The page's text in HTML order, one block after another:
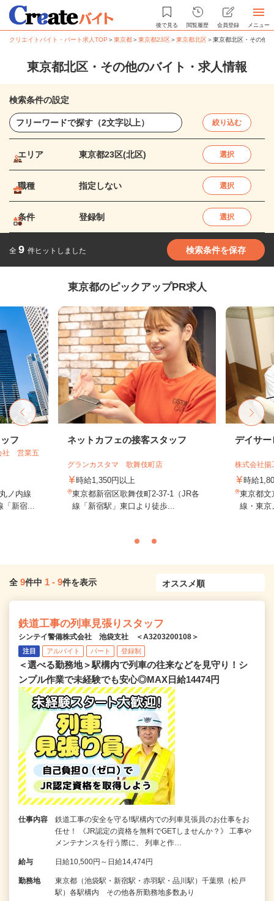
後で見る 閲覧履歴 会員登録 メニュー
クリエイトバイト・パート求人TOP ＞東京都＞東京都23区＞東京都北区＞東京都北区・その他
東京都北区・その他のバイト・求人情報
検索条件の設定
絞り込む
エリア 東京都23区(北区) 選択
職種 指定しない 選択
条件 登録制 選択
全 9 件ヒットしました 検索条件を保存
東京都のピックアップPR求人
フ
社 営業五
ノ内線
新宿...
ネットカフェの接客スタッフ
グランカスタマ 歌舞伎町店
時給1,350円以上
東京都新宿区歌舞伎町2-37-1（JR各
線「新宿駅」東口より徒歩...
デイサー
株式会社揚
時給
東京都文
線・東京
全 9件中 1 - 9件を表示
鉄道工事の列車見張りスタッフ
シンテイ警備株式会社 池袋支社 ＜A3203200108＞
注目 アルバイト パート 登録制
＜選べる勤務地＞駅構内で列車の往来などを見守り！シ
ンプル作業で未経験でも安心◎MAX日給14474円
仕事内容
鉄道工事の安全を守る!!駅構内での列車見張員のお仕事をお
任せ！ 《JR認定の資格を無料でGETしませんか？》 工事や
メンテナンスを行う際に、 列車と作…
給与 日給10,500円～日給14,474円
勤務地
東京都（池袋駅・新宿駅・赤羽駅・品川駅）千葉県（松戸
駅）各駅構内 その他各所勤務地多数あり